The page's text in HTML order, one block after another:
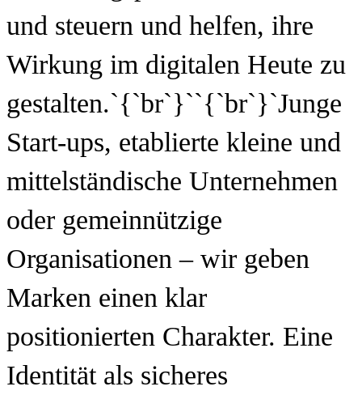
und steuern und helfen, ihre
Wirkung im digitalen Heute zu
gestalten.`{`br`}``{`br`}`Junge
Start-ups, etablierte kleine und
mittelständische Unternehmen
oder gemeinnützige
Organisationen – wir geben
Marken einen klar
positionierten Charakter. Eine
Identität als sicheres